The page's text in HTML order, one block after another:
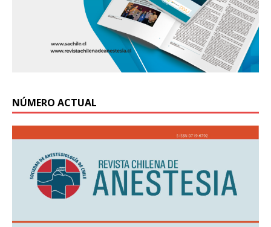
NÚMERO ACTUAL